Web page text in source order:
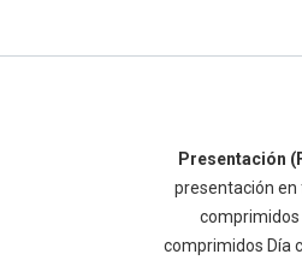
Presentación
presentación en
comprimidos
comprimidos Día
Enlaces de
Inicio